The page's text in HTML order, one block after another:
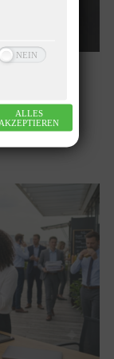
ALLES
AKZEPTIEREN